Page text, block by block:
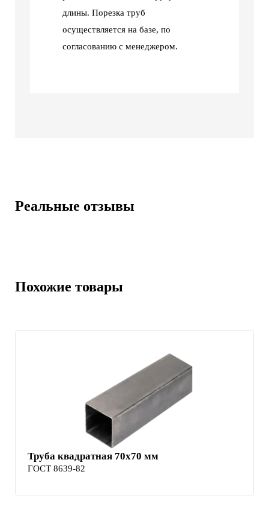
длины. Порезка труб
осуществляется на базе, по
согласованию с менеджером.
Реальные отзывы
Похожие товары
Труба квадратная 70х70 мм
ГОСТ 8639-82